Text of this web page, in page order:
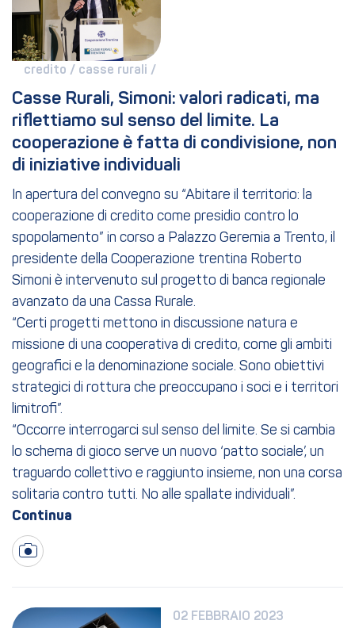
credito / casse rurali /
Casse Rurali, Simoni: valori radicati, ma
riflettiamo sul senso del limite. La
cooperazione è fatta di condivisione, non
di iniziative individuali
In apertura del convegno su “Abitare il territorio: la
cooperazione di credito come presidio contro lo
spopolamento” in corso a Palazzo Geremia a Trento, il
presidente della Cooperazione trentina Roberto
Simoni è intervenuto sul progetto di banca regionale
avanzato da una Cassa Rurale.
“Certi progetti mettono in discussione natura e
missione di una cooperativa di credito, come gli ambiti
geografici e la denominazione sociale. Sono obiettivi
strategici di rottura che preoccupano i soci e i territori
limitrofi”.
“Occorre interrogarci sul senso del limite. Se si cambia
lo schema di gioco serve un nuovo ‘patto sociale’, un
traguardo collettivo e raggiunto insieme, non una corsa
solitaria contro tutti. No alle spallate individuali”.
02 FEBBRAIO 2023